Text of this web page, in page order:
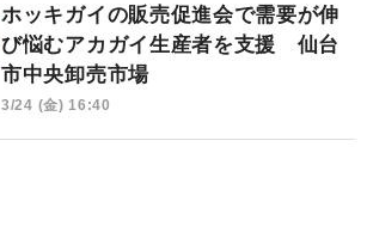
ホッキガイの販売促進会で需要が伸
び悩むアカガイ生産者を支援 仙台
市中央卸売市場
3/24 (金) 16:40